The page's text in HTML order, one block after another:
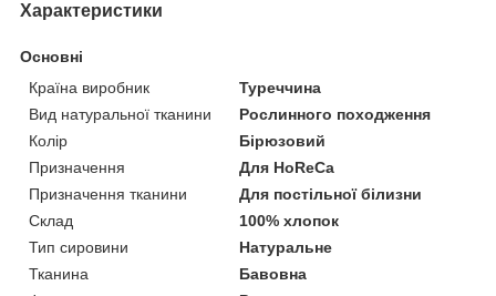
Характеристики
Основні
Країна виробник
Туреччина
Вид натуральної тканини
Рослинного походження
Колір
Бірюзовий
Призначення
Для HoReCa
Призначення тканини
Для постільної білизни
Склад
100% хлопок
Тип сировини
Натуральне
Тканина
Бавовна